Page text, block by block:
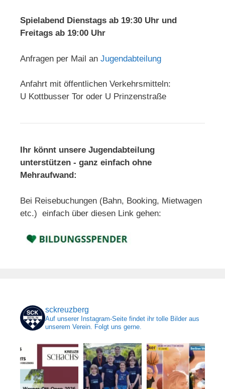
Spielabend Dienstags ab 19:30 Uhr und
Freitags ab 19:00 Uhr
Anfragen per Mail an Jugendabteilung
Anfahrt mit öffentlichen Verkehrsmitteln:
U Kottbusser Tor oder U Prinzenstraße
Ihr könnt unsere Jugendabteilung
unterstützen - ganz einfach ohne
Mehraufwand:
Bei Reisebuchungen (Bahn, Booking, Mietwagen
etc.) einfach über diesen Link gehen:
sckreuzberg
Auf unserer Instagram-Seite findet ihr tolle Bilder aus
unserem Verein. Folgt uns gerne.